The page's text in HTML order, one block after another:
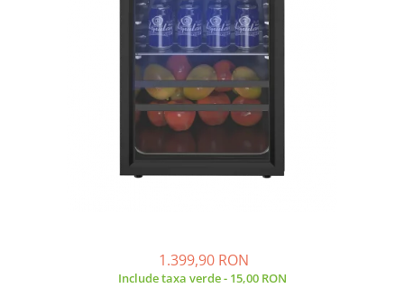
Aparate frigorifice incorporabile
Cuptoare cu microunde
Masini de spalat vase incorporabile
1.399,90 RON
Include taxa verde - 15,00 RON